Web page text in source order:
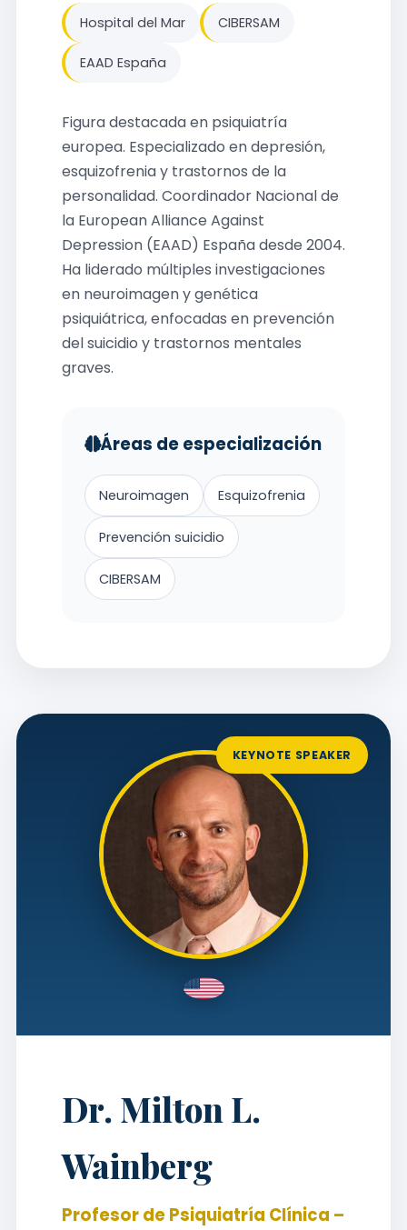
Hospital del Mar CIBERSAM
EAAD España
Figura destacada en psiquiatría
europea. Especializado en depresión,
esquizofrenia y trastornos de la
personalidad. Coordinador Nacional de
la European Alliance Against
Depression (EAAD) España desde 2004.
Ha liderado múltiples investigaciones
en neuroimagen y genética
psiquiátrica, enfocadas en prevención
del suicidio y trastornos mentales
graves.
Áreas de especialización
Neuroimagen Esquizofrenia
Prevención suicidio
CIBERSAM
KEYNOTE SPEAKER
Dr. Milton L.
Wainberg
Profesor de Psiquiatría Clínica –